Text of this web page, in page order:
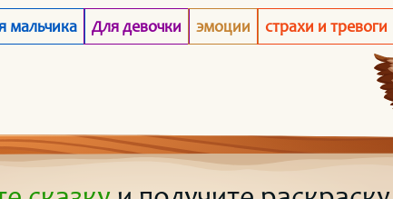
мальчика Для девочки эмоции страхи и тревоги